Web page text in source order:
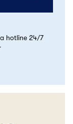
hotline 24/7